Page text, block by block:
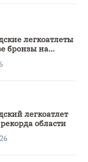
легкоатлеты
бронзы на
легкоатлет
области